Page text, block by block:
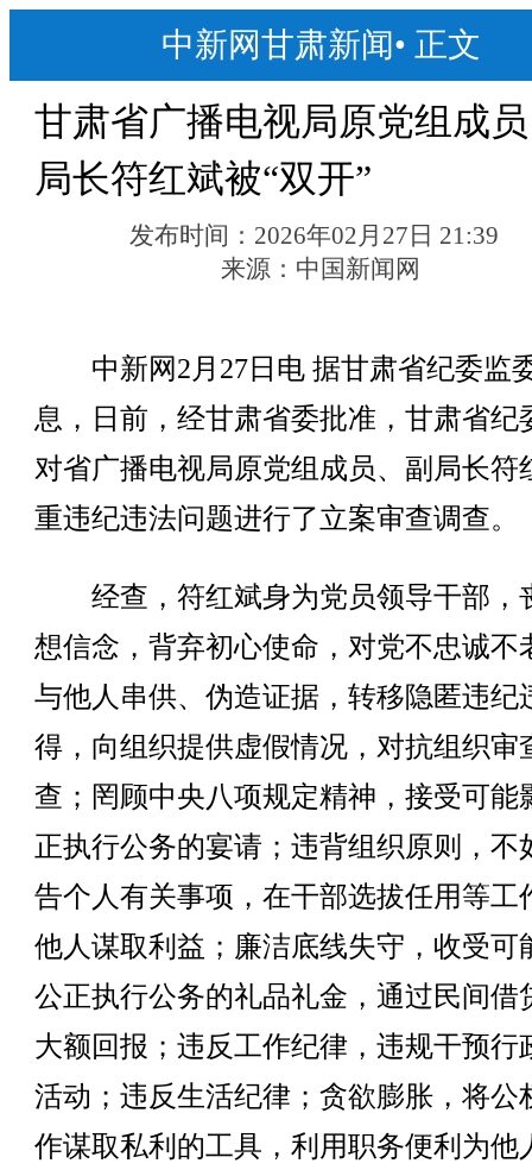
中新网甘肃新闻• 正文
甘肃省广播电视局原党组成
局长符红斌被“双开”
发布时间： 2026年02月27日 21:39
来源： 中国新闻网
中新网2月27日电 据甘肃省纪委监
息，日前，经甘肃省委批准，甘肃省纪
对省广播电视局原党组成员、副局长符
重违纪违法问题进行了立案审查调查。
经查，符红斌身为党员领导干部，
想信念，背弃初心使命，对党不忠诚不
与他人串供、伪造证据，转移隐匿违纪
得，向组织提供虚假情况，对抗组织审
查；罔顾中央八项规定精神，接受可能
正执行公务的宴请；违背组织原则，不
告个人有关事项，在干部选拔任用等工
他人谋取利益；廉洁底线失守，收受可
公正执行公务的礼品礼金，通过民间借
大额回报；违反工作纪律，违规干预行
活动；违反生活纪律；贪欲膨胀，将公
作谋取私利的工具，利用职务便利为他